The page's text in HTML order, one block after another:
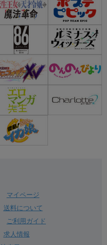
マイページ
送料について
ご利用ガイド
求人情報